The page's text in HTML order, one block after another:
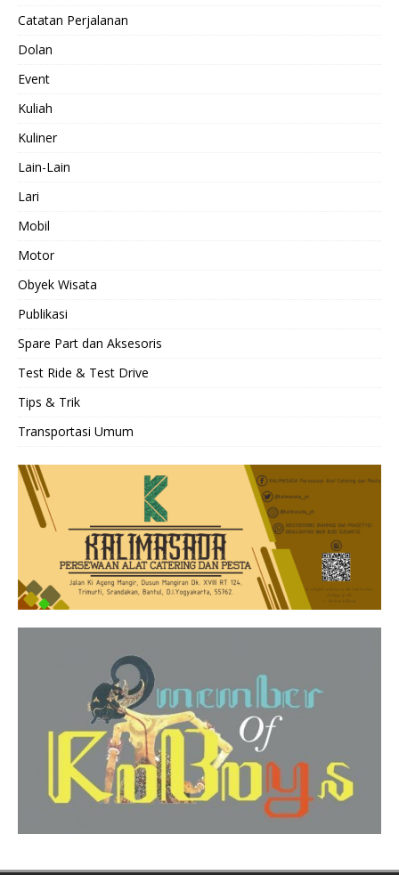
Catatan Perjalanan
Dolan
Event
Kuliah
Kuliner
Lain-Lain
Lari
Mobil
Motor
Obyek Wisata
Publikasi
Spare Part dan Aksesoris
Test Ride & Test Drive
Tips & Trik
Transportasi Umum